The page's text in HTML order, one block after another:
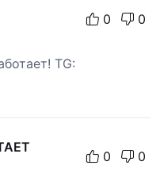
0 0
TG:
0 0